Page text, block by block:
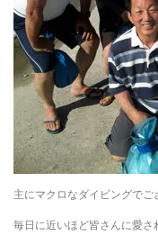
主にマクロなダイビングでご
毎日に近いほど皆さんに愛さ